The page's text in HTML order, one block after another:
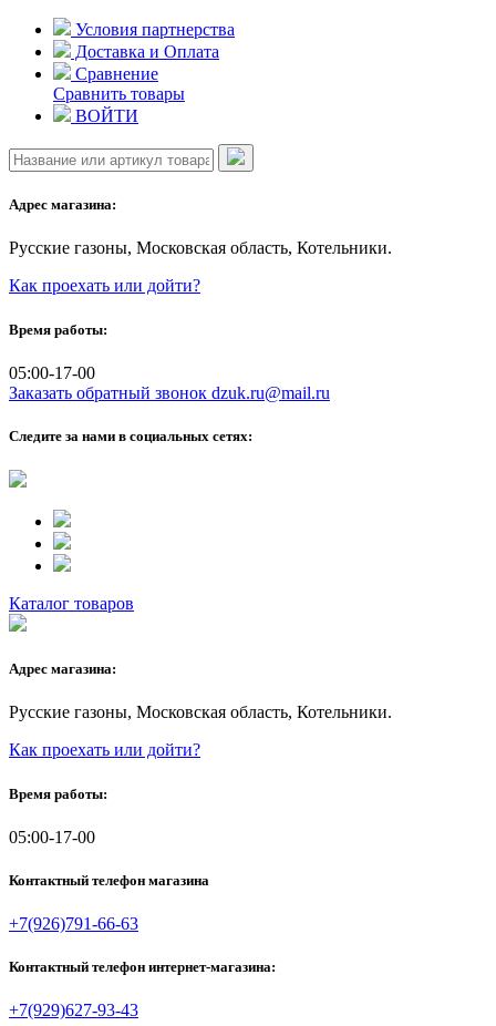
Skip
content
Условия партнерства
Доставка и Оплата
Сравнение
Сравнить товары
ВОЙТИ
Адрес магазина:
Русские газоны, Московская область, Котельники.
Как проехать или дойти?
Время работы:
05:00-17-00
Заказать обратный звонок dzuk.ru@mail.ru
Следите за нами в социальных сетях:
Каталог товаров
Адрес магазина:
Русские газоны, Московская область, Котельники.
Как проехать или дойти?
Время работы:
05:00-17-00
Контактный телефон магазина
+7(926)791-66-63
Контактный телефон интернет-магазина:
+7(929)627-93-43